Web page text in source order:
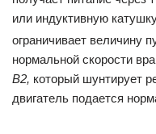
или индуктивную
ограничивает величину
нормальной скорости
В2, который шунтирует
двигатель подается